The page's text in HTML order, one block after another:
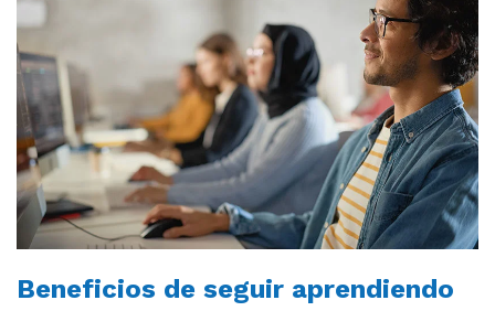
Beneficios de seguir aprendiendo